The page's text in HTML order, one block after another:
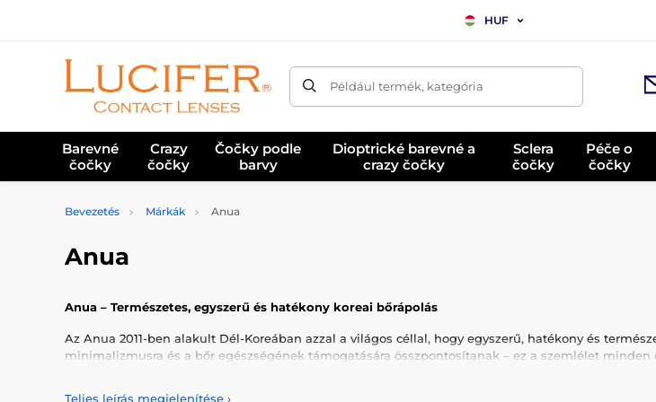
HUF
Például termék, kategória
Barevné
čočky
Crazy
čočky
Čočky podle
barvy
Dioptrické barevné a
crazy čočky
Sclera
čočky
Péče o
čočky
Bevezetés Márkák Anua
Anua
Anua – Természetes, egyszerű és hatékony koreai bőrápolás
Az Anua 2011-ben alakult Dél-Koreában azzal a világos céllal, hogy egyszerű, hatékony és
minimalizmusra és a bőr egészségének támogatására összpontosítanak – ez a szemlélet
Teljes leírás megjelenítése ›